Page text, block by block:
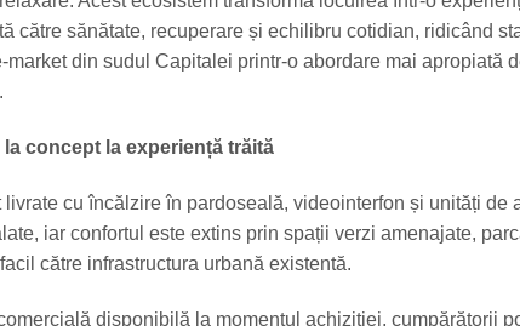
către sănătate, recuperare și echilibru cotidian, ridicând
market din sudul Capitalei printr-o abordare mai apropiată
concept la experiență trăită
cu încălzire în pardoseală, videointerfon și unități de
iar confortul este extins prin spații verzi amenajate,
către infrastructura urbană existentă.
disponibilă la momentul achiziției, cumpărătorii